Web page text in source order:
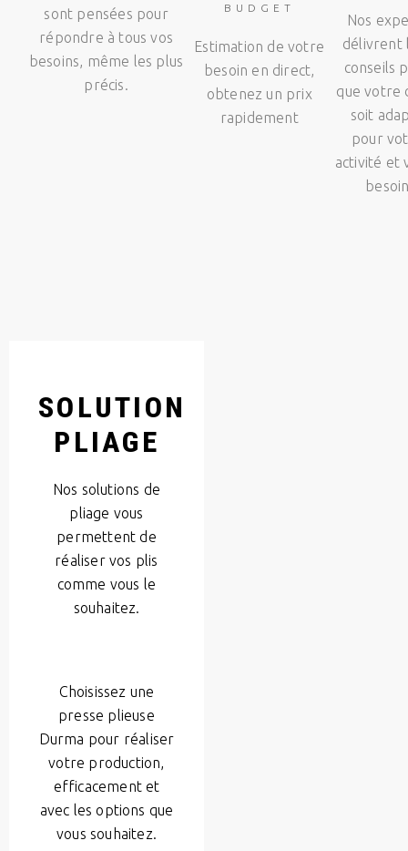
sont pensées pour
répondre à tous vos
besoins, même les plus
précis.
BUDGET
Estimation de votre
besoin en direct,
obtenez un prix
rapidement
Nos
délivrent
conseils
que votre
soit
pour
activité et
SOLUTION
PLIAGE
Nos solutions de
pliage vous
permettent de
réaliser vos plis
comme vous le
souhaitez.
Choisissez une
presse plieuse
Durma pour réaliser
votre production,
efficacement et
avec les options que
vous souhaitez.